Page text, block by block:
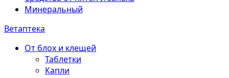
Минеральный
Ветаптека
От блох и клещей
Таблетки
Капли